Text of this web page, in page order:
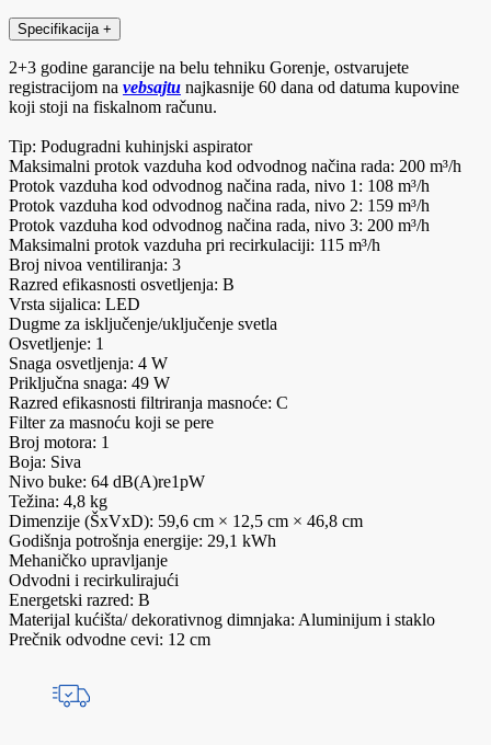
Specifikacija +
2+3 godine garancije na belu tehniku Gorenje, ostvarujete
registracijom na vebsajtu najkasnije 60 dana od datuma kupovine
koji stoji na fiskalnom računu.
Tip: Podugradni kuhinjski aspirator
Maksimalni protok vazduha kod odvodnog načina rada: 200 m³/h
Protok vazduha kod odvodnog načina rada, nivo 1: 108 m³/h
Protok vazduha kod odvodnog načina rada, nivo 2: 159 m³/h
Protok vazduha kod odvodnog načina rada, nivo 3: 200 m³/h
Maksimalni protok vazduha pri recirkulaciji: 115 m³/h
Broj nivoa ventiliranja: 3
Razred efikasnosti osvetljenja: B
Vrsta sijalica: LED
Dugme za isključenje/uključenje svetla
Osvetljenje: 1
Snaga osvetljenja: 4 W
Priključna snaga: 49 W
Razred efikasnosti filtriranja masnoće: C
Filter za masnoću koji se pere
Broj motora: 1
Boja: Siva
Nivo buke: 64 dB(A)re1pW
Težina: 4,8 kg
Dimenzije (ŠxVxD): 59,6 cm × 12,5 cm × 46,8 cm
Godišnja potrošnja energije: 29,1 kWh
Mehaničko upravljanje
Odvodni i recirkulirajući
Energetski razred: B
Materijal kućišta/ dekorativnog dimnjaka: Aluminijum i staklo
Prečnik odvodne cevi: 12 cm